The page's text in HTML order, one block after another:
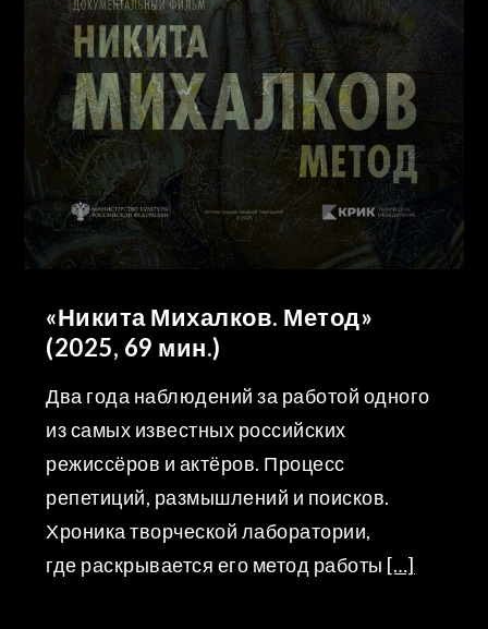
«Никита Михалков. Метод»
(2025, 69 мин.)
Два года наблюдений за работой одного
из самых известных российских
режиссёров и актёров. Процесс
репетиций, размышлений и поисков.
Хроника творческой лаборатории,
где раскрывается его метод работы […]